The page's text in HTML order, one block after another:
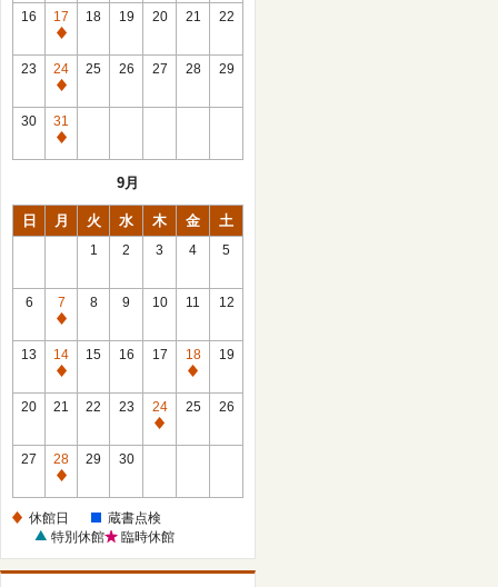
館
日
16
17
休
館
日
18 19 20 21 22
23
24
休
館
日
25 26 27 28 29
30
31
休
9月
日 月 火 水 木 金 土
1 2 3 4 5
6
7
休
館
日
8 9 10 11 12
13
14
休
館
15 16 17
18
休
館
19
20 21 22 23
24
休
25 26
27
28
休
日
29 30
休館日
蔵書点検
特別休館
臨時休館